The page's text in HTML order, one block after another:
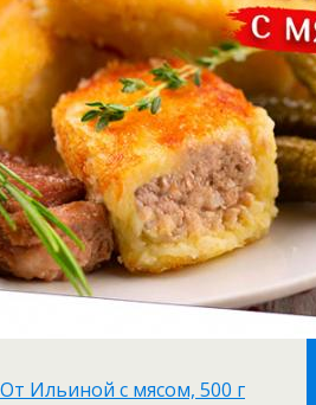
Ильиной с мясом, 500 г